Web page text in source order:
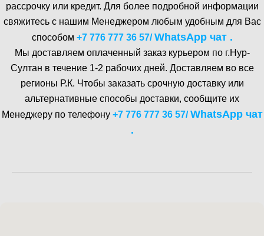
рассрочку или кредит. Для более подробной информации
свяжитесь с нашим Менеджером любым удобным для Вас
способом +7 776 777 36 57/WhatsA pp чат .
Мы доставляем оплаченный заказ курьером по г.Нур-
Cултан в течение 1-2 рабочих дней. Доставляем во все
регионы Р.К. Чтобы заказать срочную доставку или
альтернативные способы доставки, сообщите их
Менеджеру по телефону +7 776 777 36 57/WhatsA pp чат
.